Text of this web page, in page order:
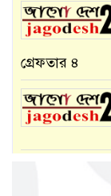
গ্রেফতার ৪